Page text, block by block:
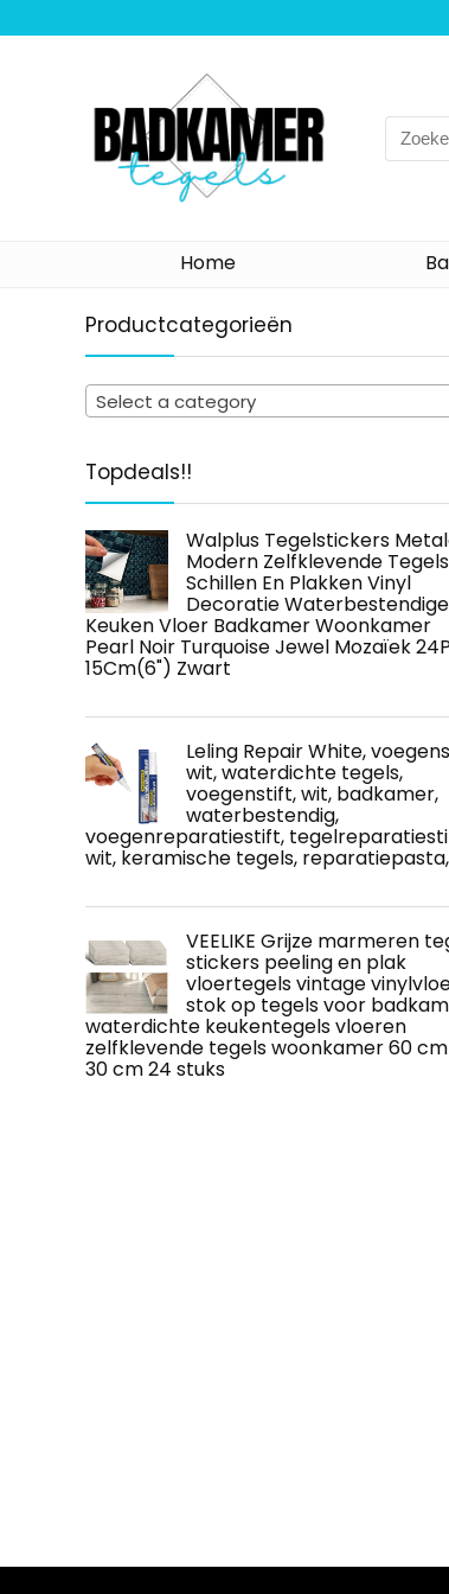
Search
for:
Home
Productcategorieën
Select a category
Topdeals!!
Walplus Tegelstickers
Modern Zelfklevende Tegels
Schillen En Plakken Vinyl
Decoratie Waterbestendige
Keuken Vloer Badkamer Woonkamer
Pearl Noir Turquoise Jewel Mozaïek
15Cm(6") Zwart
Leling Repair White,
wit, waterdichte tegels,
voegenstift, wit, badkamer,
waterbestendig,
voegenreparatiestift,
wit, keramische tegels, reparatiepasta,
VEELIKE Grijze marmeren
stickers peeling en plak
vloertegels vintage
stok op tegels voor
waterdichte keukentegels vloeren
zelfklevende tegels woonkamer 60
30 cm 24 stuks